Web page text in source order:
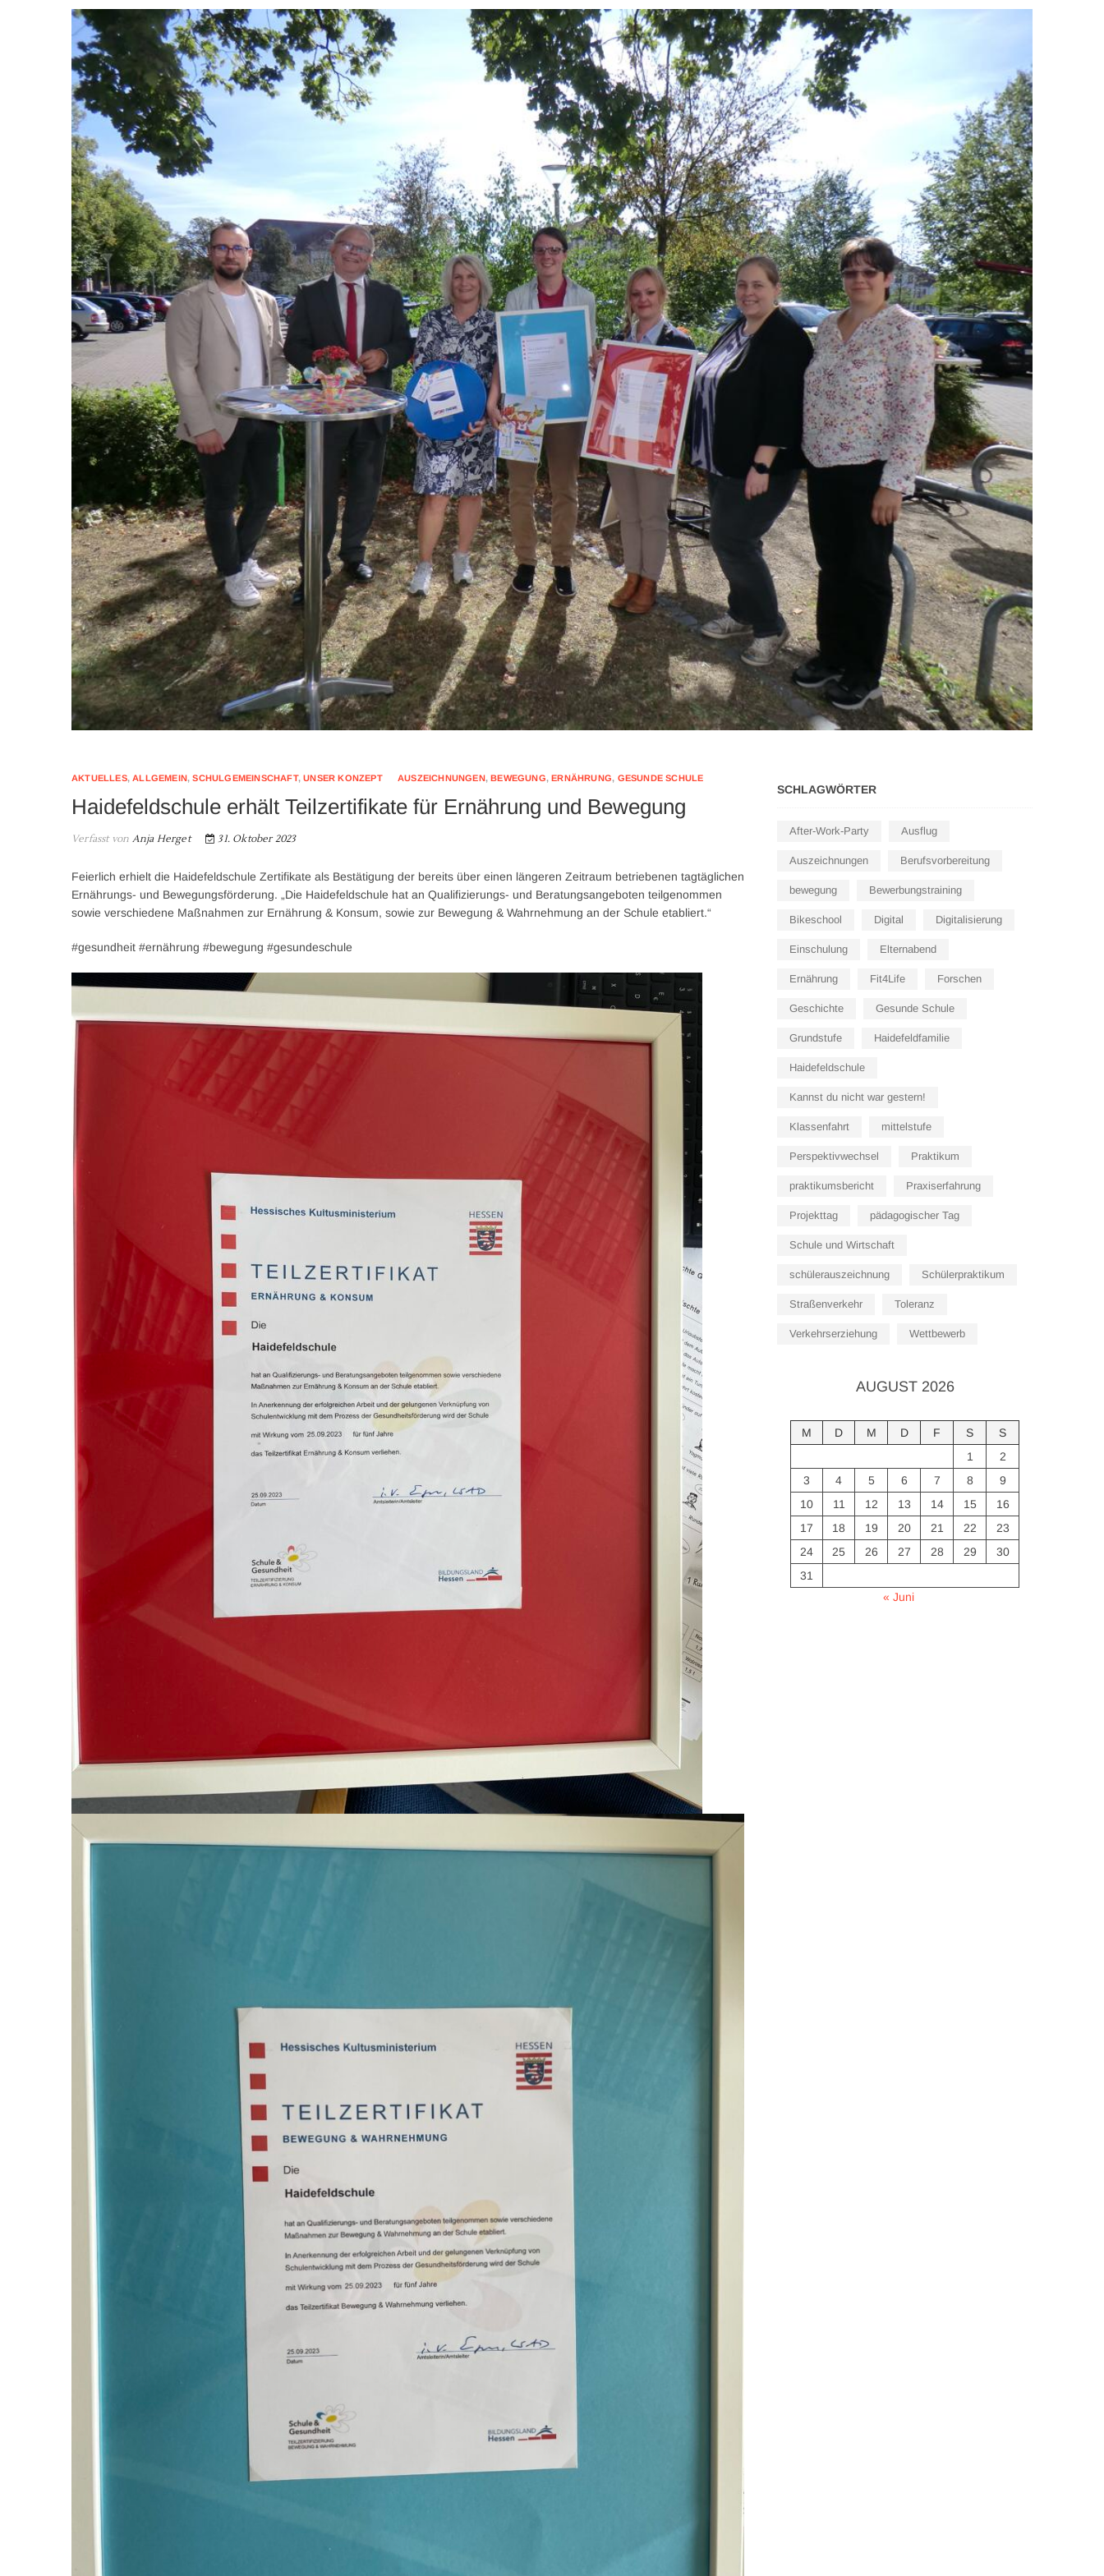
AKTUELLES,ALLGEMEIN,SCHULGEMEINSCHAFT,UNSER KONZEPT AUSZEICHNUNGEN,BEWEGUNG,ERNÄHRUNG, GESUNDE SCHULE
Haidefeldschule erhält Teilzertifikate für Ernährung und Bewegung
Verfasst von Anja Herget 31. Oktober 2023
Feierlich erhielt die Haidefeldschule Zertifikate als Bestätigung der bereits über einen längeren Zeitraum betriebenen tagtäglichen
Ernährungs- und Bewegungsförderung. „Die Haidefeldschule hat an Qualifizierungs- und Beratungsangeboten teilgenommen
sowie verschiedene Maßnahmen zur Ernährung & Konsum, sowie zur Bewegung & Wahrnehmung an der Schule etabliert.“
#gesundheit #ernährung #bewegung #gesundeschule
SCHLAGWÖRTER
After-Work-Party Ausflug
Auszeichnungen Berufsvorbereitung
bewegung Bewerbungstraining
Bikeschool Digital Digitalisierung
Einschulung Elternabend
Ernährung Fit4Life Forschen
Geschichte Gesunde Schule
Grundstufe Haidefeldfamilie
Haidefeldschule
Kannst du nicht war gestern!
Klassenfahrt mittelstufe
Perspektivwechsel Praktikum
praktikumsbericht Praxiserfahrung
Projekttag pädagogischer Tag
Schule und Wirtschaft
schülerauszeichnung Schülerpraktikum
Straßenverkehr Toleranz
Verkehrserziehung Wettbewerb
AUGUST 2026
M D M D F S
S
1
2
3
4 5 6 7 8
9
10
11 12 13 14 15
16
17
18 19 20 21 22
23
24
25 26 27 28 29
30
31
« Juni